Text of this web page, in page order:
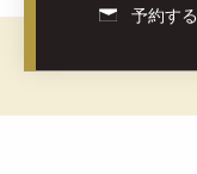
予約する